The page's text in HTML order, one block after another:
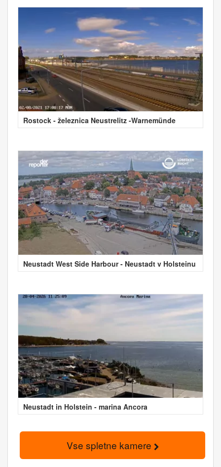
Rostock - železnica Neustrelitz -Warnemünde
Neustadt West Side Harbour - Neustadt v Holsteinu
Neustadt in Holstein - marina Ancora
Vse spletne kamere